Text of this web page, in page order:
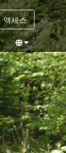
액세스
일본어
영어